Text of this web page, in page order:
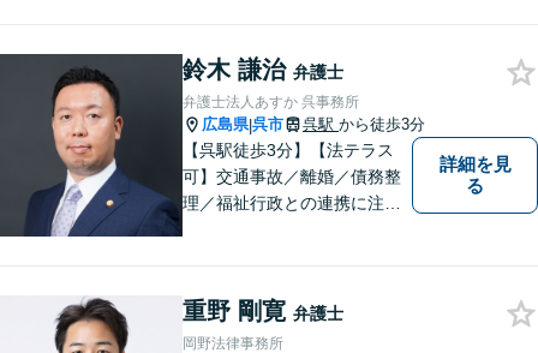
個人様・法人様の問題に幅広
く対応しています。
鈴木 謙治 弁護士
弁護士法人あすか 呉事務所
広島県|呉市 呉駅 から徒歩3分
【呉駅徒歩3分】【法テラス
可】交通事故／離婚／債務整
理／福祉行政との連携に注力
し、高度な問題にも対応いた
します。まずはご相談を！
詳細を見
る
重野 剛寛 弁護士
岡野法律事務所